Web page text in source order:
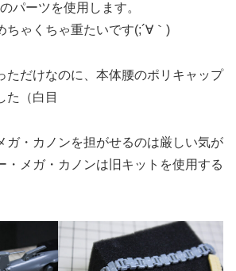
パーツを使用します。
ちゃくちゃ重たいです(;´∀｀)
ただけなのに、本体腰のポリキャップ
た（白目
ガ・カノンを担がせるのは厳しい気が
・メガ・カノンは旧キットを使用する